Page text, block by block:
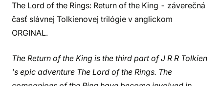
The Lord of the Rings: Return of the King - záverečná
časť slávnej Tolkienovej trilógie v anglickom
ORGINAL.
The Return of the King is the third part of J R R Tolkien
's epic adventure The Lord of the Rings. The